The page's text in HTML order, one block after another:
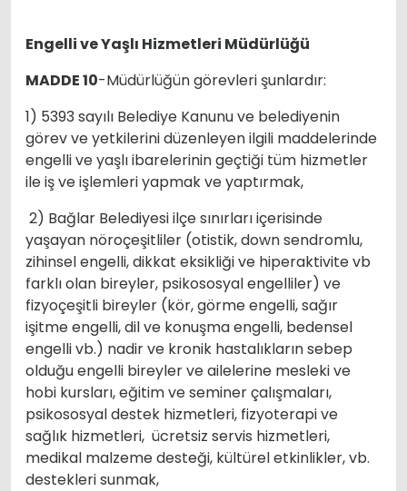
Engelli ve Yaşlı Hizmetleri Müdürlüğü
MADDE 10-Müdürlüğün görevleri şunlardır:
1) 5393 sayılı Belediye Kanunu ve belediyenin
görev ve yetkilerini düzenleyen ilgili maddelerinde
engelli ve yaşlı ibarelerinin geçtiği tüm hizmetler
ile iş ve işlemleri yapmak ve yaptırmak,
2) Bağlar Belediyesi ilçe sınırları içerisinde
yaşayan nöroçeşitliler (otistik, down sendromlu,
zihinsel engelli, dikkat eksikliği ve hiperaktivite vb
farklı olan bireyler, psikososyal engelliler) ve
fizyoçeşitli bireyler (kör, görme engelli, sağır
işitme engelli, dil ve konuşma engelli, bedensel
engelli vb.) nadir ve kronik hastalıkların sebep
olduğu engelli bireyler ve ailelerine mesleki ve
hobi kursları, eğitim ve seminer çalışmaları,
psikososyal destek hizmetleri, fizyoterapi ve
sağlık hizmetleri, ücretsiz servis hizmetleri,
medikal malzeme desteği, kültürel etkinlikler, vb.
destekleri sunmak,